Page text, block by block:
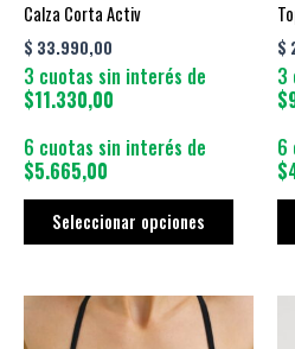
Calza Corta Activ
$ 33.990,00
3 cuotas sin interés de
$11.330,00
6 cuotas sin interés de
$5.665,00
Seleccionar opciones
producto
$
3
6